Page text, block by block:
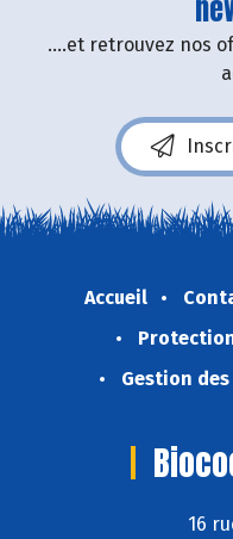
....et retrouvez nos
Accueil
Gestion
16